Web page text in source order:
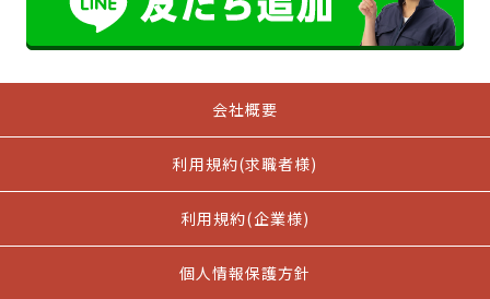
会社概要
利用規約(求職者様)
利用規約(企業様)
個人情報保護方針